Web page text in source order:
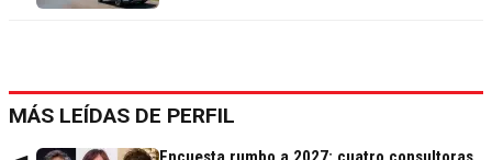
MÁS LEÍDAS DE PERFIL